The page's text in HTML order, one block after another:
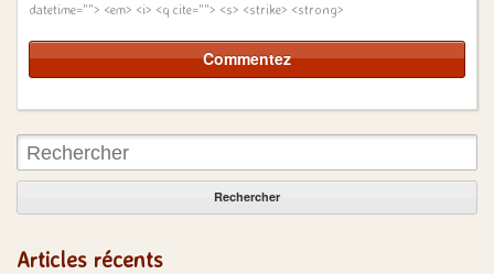
datetime=""> <em> <i> <q cite=""> <s> <strike> <strong>
Rechercher:
Articles récents